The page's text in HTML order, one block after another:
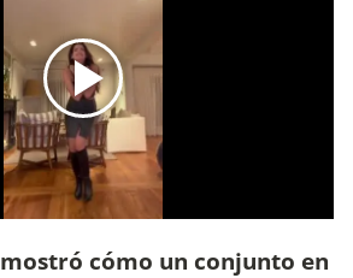
mostró cómo un conjunto en